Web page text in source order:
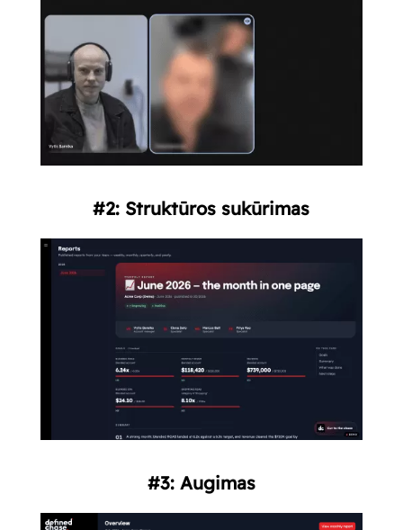
#2: Struktūros sukūrimas
#3: Augimas